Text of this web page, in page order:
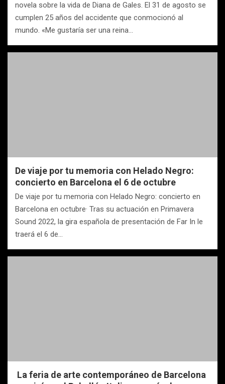
novela sobre la vida de Diana de Gales. El 31 de agosto se
cumplen 25 años del accidente que conmocionó al
mundo. «Me gustaría ser una reina…
De viaje por tu memoria con Helado Negro:
concierto en Barcelona el 6 de octubre
De viaje por tu memoria con Helado Negro: concierto en
Barcelona en octubre· Tras su actuación en Primavera
Sound 2022, la gira española de presentación de Far In le
traerá el 6 de…
La feria de arte contemporáneo de Barcelona